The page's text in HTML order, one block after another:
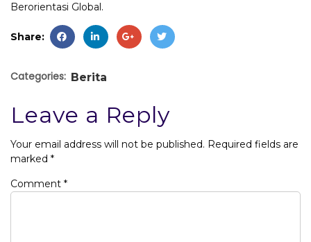
Berorientasi Global.
Share:
Categories: Berita
Leave a Reply
Your email address will not be published. Required fields are
marked *
Comment *